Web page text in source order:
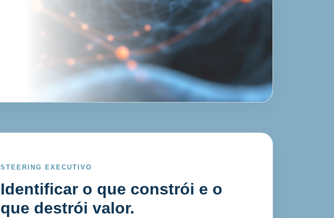
STEERING EXECUTIVO
Identificar o que constrói e o
que destrói valor.